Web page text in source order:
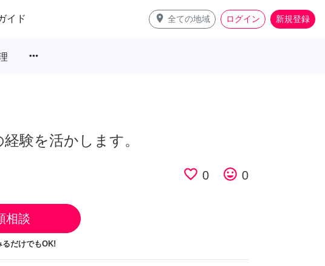
イド place 全ての地域 ログイン 新規登録
more_horiz
験を活かします。
favorite_border 0 tag_faces 0
相談
るだけでもOK!